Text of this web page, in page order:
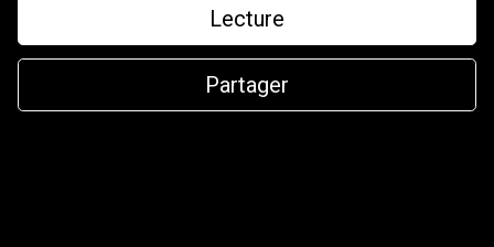
Lecture
Partager